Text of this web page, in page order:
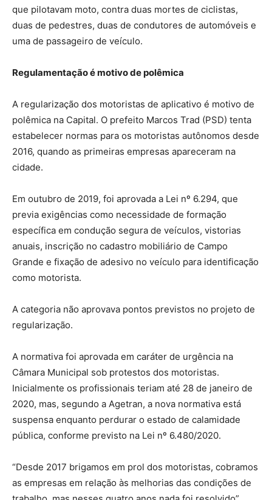
que pilotavam moto, contra duas mortes de ciclistas,
duas de pedestres, duas de condutores de automóveis e
uma de passageiro de veículo.
Regulamentação é motivo de polêmica
A regularização dos motoristas de aplicativo é motivo de
polêmica na Capital. O prefeito Marcos Trad (PSD) tenta
estabelecer normas para os motoristas autônomos desde
2016, quando as primeiras empresas apareceram na
cidade.
Em outubro de 2019, foi aprovada a Lei nº 6.294, que
previa exigências como necessidade de formação
específica em condução segura de veículos, vistorias
anuais, inscrição no cadastro mobiliário de Campo
Grande e fixação de adesivo no veículo para identificação
como motorista.
A categoria não aprovava pontos previstos no projeto de
regularização.
A normativa foi aprovada em caráter de urgência na
Câmara Municipal sob protestos dos motoristas.
Inicialmente os profissionais teriam até 28 de janeiro de
2020, mas, segundo a Agetran, a nova normativa está
suspensa enquanto perdurar o estado de calamidade
pública, conforme previsto na Lei nº 6.480/2020.
“Desde 2017 brigamos em prol dos motoristas, cobramos
as empresas em relação às melhorias das condições de